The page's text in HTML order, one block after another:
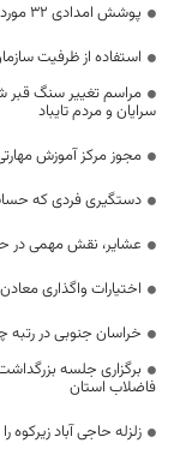
پوشش امدادی ۳۲ مورد حادثه توسط هلال احمر خراسان جنوبی
استفاده از ظرفیت
مراسم تغییر سنگ قبر
سرایان و مردم تایباد
مجوز مرکز آموزش
دستگیری فردی که
عشایر، نقش مهمی در
اختیارات واگذاری
خراسان جنوبی در رتبه
برگزاری جلسه
فاضلاب استان
زلزله حاجی آباد زیرکوه را